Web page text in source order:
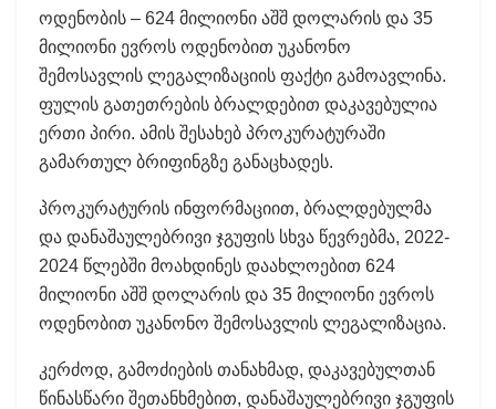
ოდენობის – 624 მილიონი აშშ დოლარის და 35
მილიონი ევროს ოდენობით უკანონო
შემოსავლის ლეგალიზაციის ფაქტი გამოავლინა.
ფულის გათეთრების ბრალდებით დაკავებულია
ერთი პირი. ამის შესახებ პროკურატურაში
გამართულ ბრიფინგზე განაცხადეს.
პროკურატურის ინფორმაციით, ბრალდებულმა
და დანაშაულებრივი ჯგუფის სხვა წევრებმა, 2022-
2024 წლებში მოახდინეს დაახლოებით 624
მილიონი აშშ დოლარის და 35 მილიონი ევროს
ოდენობით უკანონო შემოსავლის ლეგალიზაცია.
კერძოდ, გამოძიების თანახმად, დაკავებულთან
წინასწარი შეთანხმებით, დანაშაულებრივი ჯგუფის